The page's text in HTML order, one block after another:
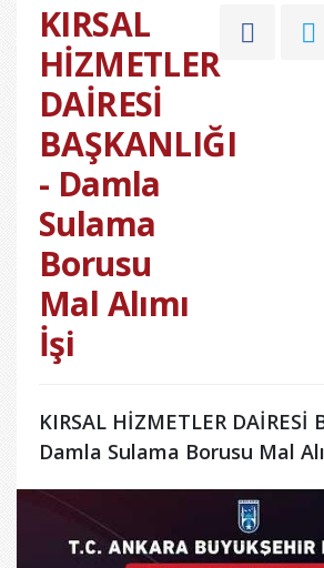
KIRSAL
HİZMETLER
DAİRESİ
BAŞKANLIĞI
- Damla
Sulama
Borusu
Mal Alımı
İşi
KIRSAL HİZMETLER DAİRESİ
Damla Sulama Borusu Mal